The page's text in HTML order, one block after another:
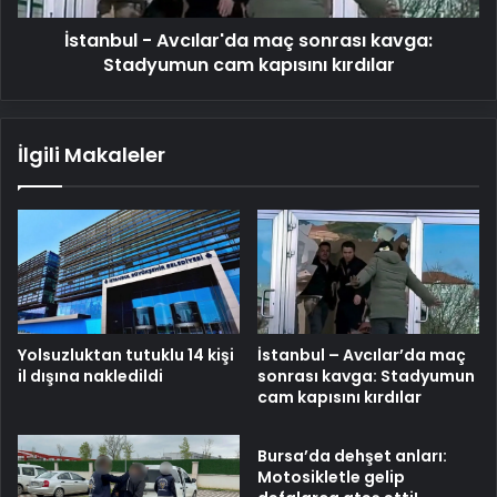
kapısını
İstanbul - Avcılar'da maç sonrası kavga:
Stadyumun cam kapısını kırdılar
İlgili Makaleler
Yolsuzluktan tutuklu 14 kişi
il dışına nakledildi
İstanbul – Avcılar’da maç
sonrası kavga: Stadyumun
cam kapısını kırdılar
Bursa’da dehşet anları:
Motosikletle gelip